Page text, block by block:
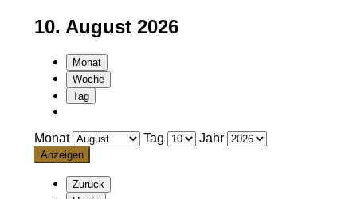
10. August 2026
Monat
Woche
Tag
Monat Tag Jahr
Zurück